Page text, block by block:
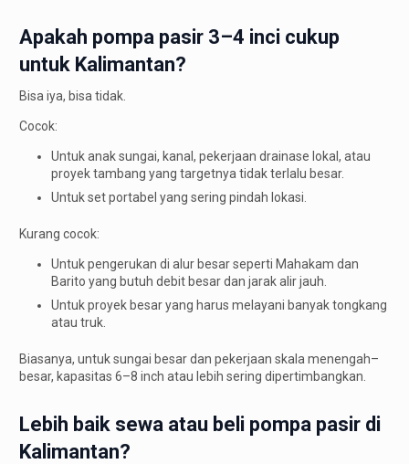
Apakah pompa pasir 3–4 inci cukup
untuk Kalimantan?
Bisa iya, bisa tidak.
Cocok:
Untuk anak sungai, kanal, pekerjaan drainase lokal, atau
proyek tambang yang targetnya tidak terlalu besar.
Untuk set portabel yang sering pindah lokasi.
Kurang cocok:
Untuk pengerukan di alur besar seperti Mahakam dan
Barito yang butuh debit besar dan jarak alir jauh.
Untuk proyek besar yang harus melayani banyak tongkang
atau truk.
Biasanya, untuk sungai besar dan pekerjaan skala menengah–
besar, kapasitas 6–8 inch atau lebih sering dipertimbangkan.
Lebih baik sewa atau beli pompa pasir di
Kalimantan?